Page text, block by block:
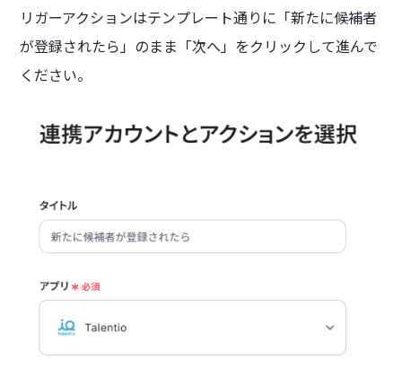
リガーアクションはテンプレート通りに「新たに候補者
が登録されたら」のまま「次へ」をクリックして進んで
ください。